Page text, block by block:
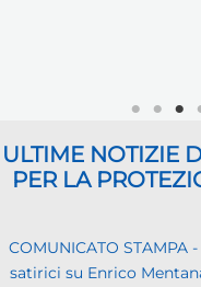
ULTIME NOTIZIE
PER LA
COMUNICATO
satirici su Enrico